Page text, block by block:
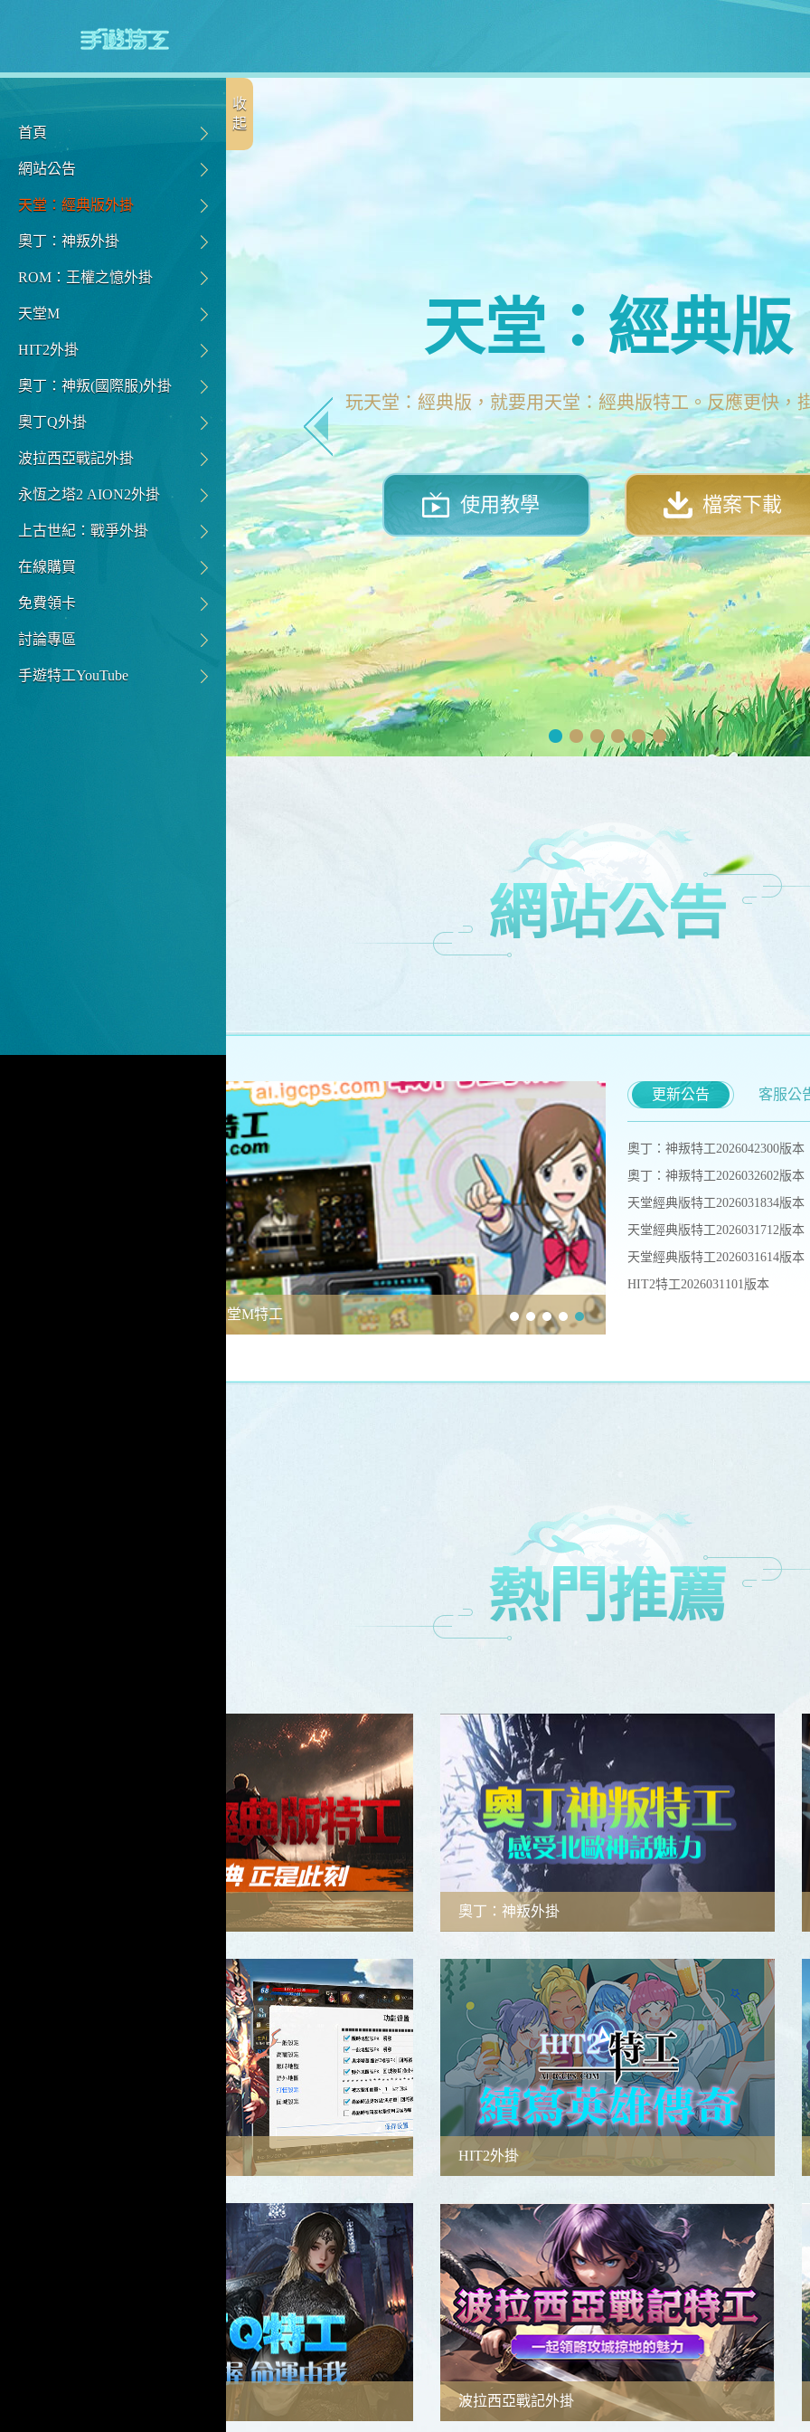
收
起
首頁
網站公告
天堂：經典版外掛
奧丁：神叛外掛
ROM：王權之憶外掛
天堂M
HIT2外掛
奧丁：神叛(國際服)外掛
奧丁Q外掛
波拉西亞戰記外掛
永恆之塔2 AION2外掛
上古世紀：戰爭外掛
在線購買
免費領卡
討論專區
手遊特工YouTube
天堂：經典版
玩天堂：經典版，就要用天堂：經典版特工。反應更快，
使用教學 檔案下載
網站公告
天堂M外掛輔助-天堂M特工
更新公告 客服公
奧丁：神叛特工2026042300版本
奧丁：神叛特工2026032602版本
天堂經典版特工2026031834版本
天堂經典版特工2026031712版本
天堂經典版特工2026031614版本
HIT2特工2026031101版本
熱門推薦
使用教學 檔案下載
教學影片 外掛專頁
奧丁：神叛外掛
功能簡介 使用教學 檔案下載
教學影片
使用教學 檔案下載
影片展示
HIT2外掛
功能教學
教學影片 外掛專頁
波拉西亞戰記外掛